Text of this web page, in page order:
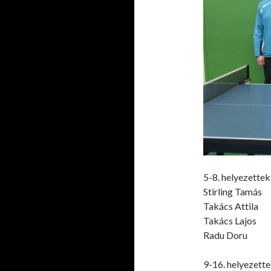
5-8. helyezettek
Stirling Tamás
Takács Attila
Takács Lajos
Radu Doru
9-16.